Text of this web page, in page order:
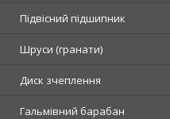
Підвісний підшипник
Шруси (гранати)
Диск зчеплення
Гальмівний барабан